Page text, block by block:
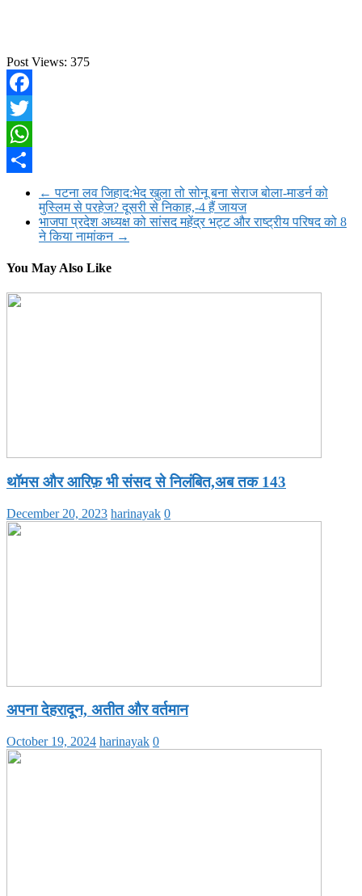
Post Views: 375
Facebook
Twitter
WhatsApp
← पटना लव जिहाद:भेद खुला तो सोनू बना सेराज बोला-माडर्न को
मुस्लिम से परहेज? दूसरी से निकाह,-4 हैं जायज
भाजपा प्रदेश अध्यक्ष को सांसद महेंद्र भट्ट और राष्ट्रीय परिषद को 8
ने किया नामांकन →
You May Also Like
थॉमस और आरिफ़ भी संसद से निलंबित,अब तक 143
December 20, 2023 harinayak 0
अपना देहरादून, अतीत और वर्तमान
October 19, 2024 harinayak 0